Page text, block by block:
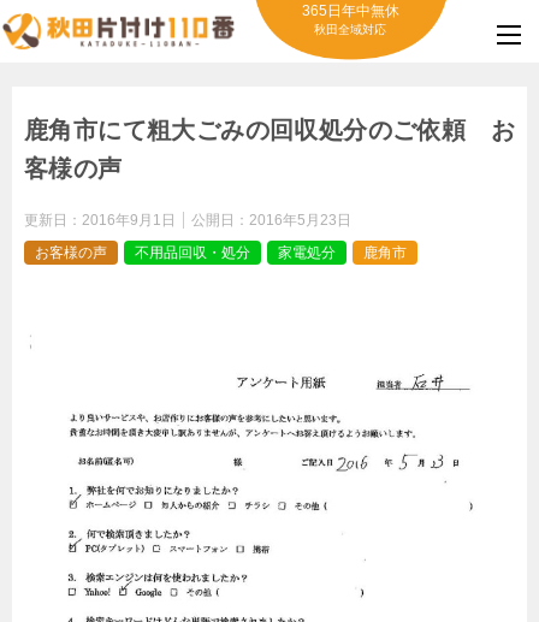
365日年中無休
秋田全域対応
鹿角市にて粗大ごみの回収処分のご依頼 お
客様の声
更新日： 2016年9月1日 公開日： 2016年5月23日
お客様の声
不用品回収・処分 家電処分 鹿角市